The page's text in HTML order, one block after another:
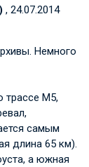
, 24.07.2014
Немного
трассе М5,
самым
длина 65 км).
а южная